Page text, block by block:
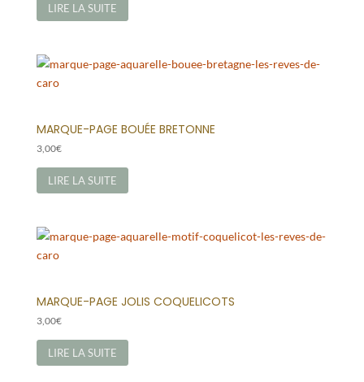
LIRE LA SUITE
MARQUE-PAGE BOUÉE BRETONNE
3,00€
LIRE LA SUITE
MARQUE-PAGE JOLIS COQUELICOTS
3,00€
LIRE LA SUITE